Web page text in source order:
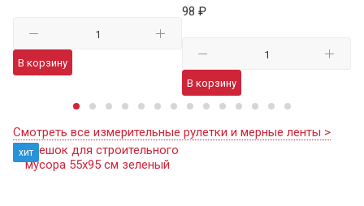
В корзину
98 ₽
В корзину
Смотреть все измерительные рулетки и мерные ленты >
хит